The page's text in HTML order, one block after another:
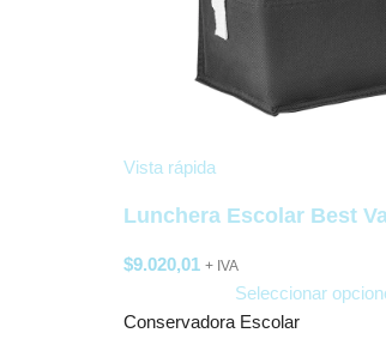
Vista rápida
Lunchera Escolar Best
$9.020,01 + IVA
Seleccionar
Conservadora Escolar